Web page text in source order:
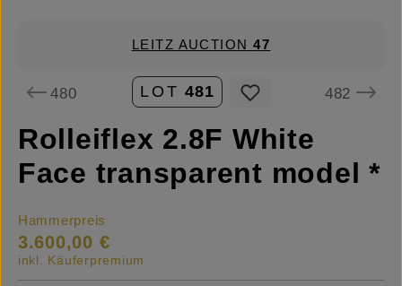
LEITZ AUCTION47
480 LOT 481 482
Rolleiflex 2.8F White
Face transparent model *
Hammerpreis
3.600,00 €
inkl. Käuferpremium